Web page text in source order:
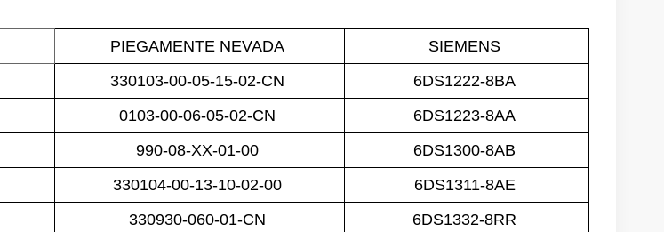
PIEGAMENTE NEVADA
SIEMENS
330103-00-05-15-02-CN
6DS1222-8BA
0103-00-06-05-02-CN
6DS1223-8AA
990-08-XX-01-00
6DS1300-8AB
330104-00-13-10-02-00
6DS1311-8AE
330930-060-01-CN
6DS1332-8RR